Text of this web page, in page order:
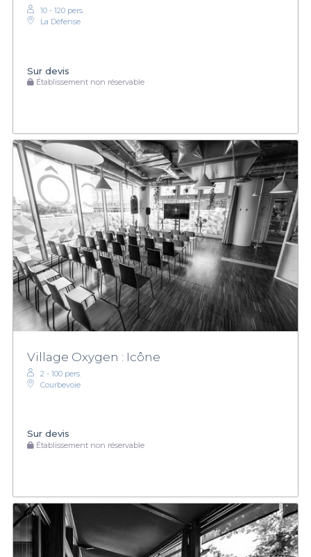
10 - 120 pers.
La Défense
Sur devis
Établissement non réservable
Village Oxygen : Icône
2 - 100 pers.
Courbevoie
Sur devis
Établissement non réservable